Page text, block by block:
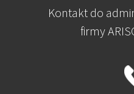
Kontakt do
firmy